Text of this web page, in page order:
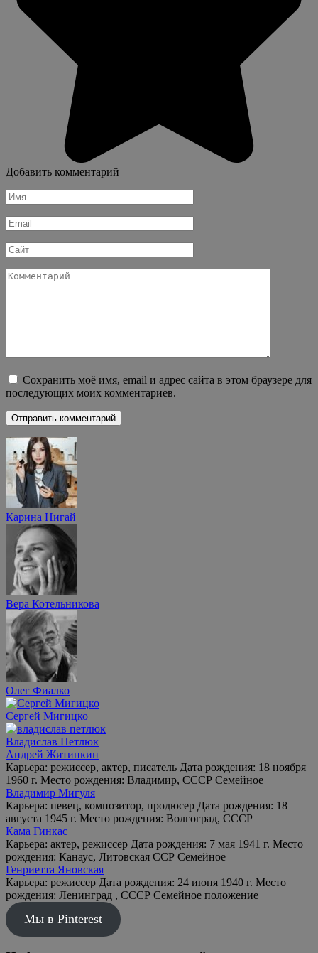
Добавить комментарий
Имя
*
Email
*
Сайт
Комментарий
Сохранить моё имя, email и адрес сайта в этом браузере для
последующих моих комментариев.
Карина Нигай
Вера Котельникова
Олег Фиалко
Сергей Мигицко
Владислав Петлюк
Андрей Житинкин
Карьера: режиссер, актер, писатель Дата рождения: 18 ноября
1960 г. Место рождения: Владимир, СССР Семейное
Владимир Мигуля
Карьера: певец, композитор, продюсер Дата рождения: 18
августа 1945 г. Место рождения: Волгоград, СССР
Кама Гинкас
Карьера: актер, режиссер Дата рождения: 7 мая 1941 г. Место
рождения: Канаус, Литовская ССР Семейное
Генриетта Яновская
Карьера: режиссер Дата рождения: 24 июня 1940 г. Место
рождения: Ленинград , СССР Семейное положение
Мы в Pinterest